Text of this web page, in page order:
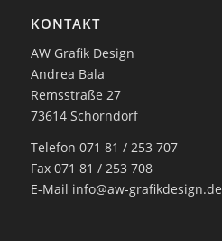
KONTAKT
AW Grafik Design
Andrea Bala
Remsstraße 27
73614 Schorndorf
Telefon 071 81 / 253 707
Fax 071 81 / 253 708
E-Mail info@aw-grafikdesign.de